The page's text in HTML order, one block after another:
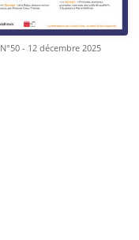
N°50 - 12 décembre 2025